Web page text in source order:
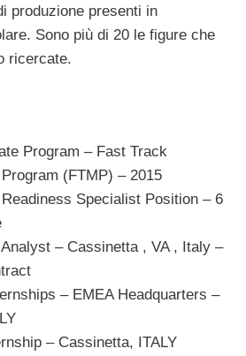
produzione presenti in
Sono più di 20 le figure che
ricercate.
Program – Fast Track
(FTMP) – 2015
Specialist Position – 6
– Cassinetta , VA , Italy –
– EMEA Headquarters –
– Cassinetta, ITALY